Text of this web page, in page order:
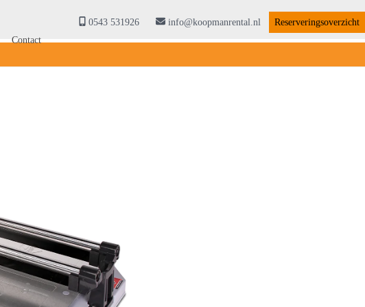
0543 531926 info@koopmanrental.nl
Reserveringsoverzicht
Contact